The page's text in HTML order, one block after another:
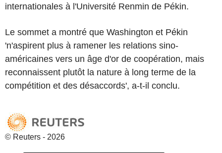
internationales à l'Université Renmin de Pékin.
Le sommet a montré que Washington et Pékin
'n'aspirent plus à ramener les relations sino-
américaines vers un âge d'or de coopération, mais
reconnaissent plutôt la nature à long terme de la
compétition et des désaccords', a-t-il conclu.
© Reuters - 2026